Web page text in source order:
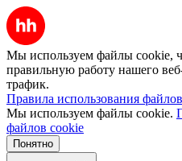
Мы используем файлы cookie,
правильную работу нашего
трафик.
Правила использования
Мы используем файлы cookie.
файлов cookie
Понятно